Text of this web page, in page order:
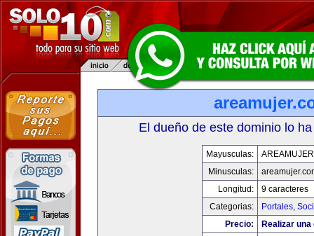
El dueño de este dominio lo
Mayusculas:
Minusculas:
Longitud:
9 caracteres
Categorias:
Portales,
Precio:
Realizar